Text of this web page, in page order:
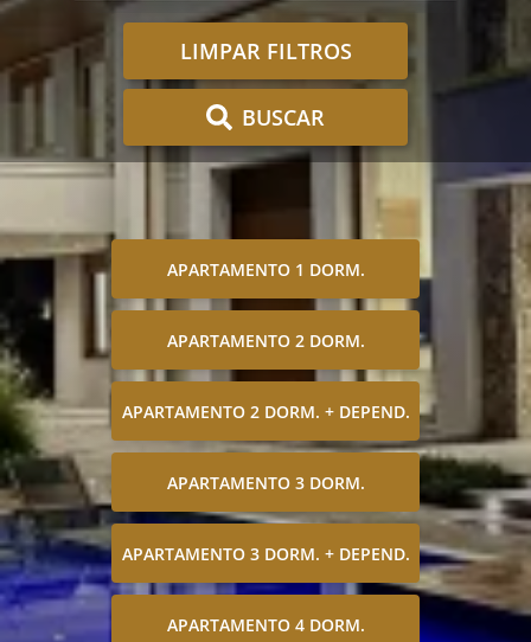
LIMPAR FILTROS
BUSCAR
APARTAMENTO 1 DORM.
APARTAMENTO 2 DORM.
APARTAMENTO 2 DORM. + DEPEND.
APARTAMENTO 3 DORM.
APARTAMENTO 3 DORM. + DEPEND.
APARTAMENTO 4 DORM.